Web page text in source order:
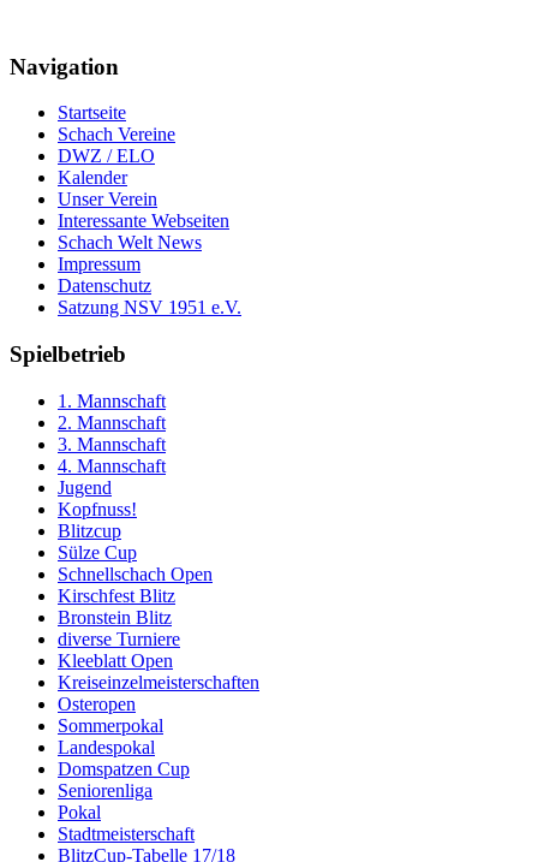
Navigation
Startseite
Schach Vereine
DWZ / ELO
Kalender
Unser Verein
Interessante Webseiten
Schach Welt News
Impressum
Datenschutz
Satzung NSV 1951 e.V.
Spielbetrieb
1. Mannschaft
2. Mannschaft
3. Mannschaft
4. Mannschaft
Jugend
Kopfnuss!
Blitzcup
Sülze Cup
Schnellschach Open
Kirschfest Blitz
Bronstein Blitz
diverse Turniere
Kleeblatt Open
Kreiseinzelmeisterschaften
Osteropen
Sommerpokal
Landespokal
Domspatzen Cup
Seniorenliga
Pokal
Stadtmeisterschaft
BlitzCup-Tabelle 17/18